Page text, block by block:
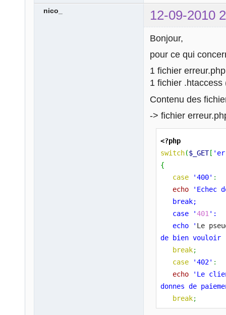
nico_ 12-09-2010
Bonjour,
pour ce qui
1 fichier
1 fichier
Contenu des
-> fichier
<?php
switch($_GET[
{
case
'400' :
echo
'Echec
break;
case '401 ':
echo ' Le
de bien vouloir
break;
case
'402' :
echo
'Le
donnes de
break;
case '403':